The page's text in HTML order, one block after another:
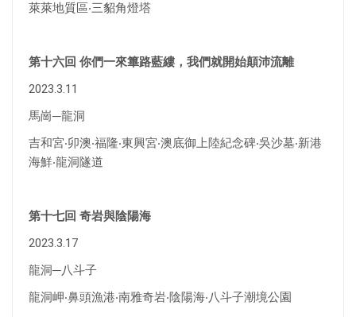
萊萊地質區‧三貂角燈塔
第十六回 你們一來篳路藍縷，我們就開始顛沛流離
2023.3.11
馬崗─龍洞
吉和宮‧卯澳‧福隆‧東興宮‧澳底御上陸紀念碑‧吳沙墓‧新港
海鮮‧龍洞隧道
第十七回 奇岩與陰陽海
2023.3.17
龍洞─八斗子
龍洞岬‧鼻頭漁港‧南雅奇岩‧陰陽海‧八斗子潮境公園